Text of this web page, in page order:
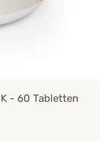
- 60 Tabletten